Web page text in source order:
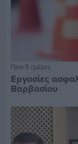
Πριν 5 ημέρες
Εργασίες
Βαρβασίου